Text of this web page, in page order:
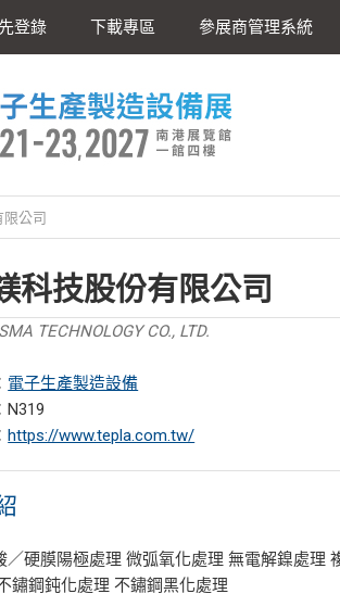
登錄 下載專區 參展商管理系統
公司
科技股份有限公司
TECHNOLOGY CO., LTD.
電子生產製造設備
N319
https://www.tepla.com.tw/
／硬膜陽極處理 微弧氧化處理 無電解鎳處理
鏽鋼鈍化處理 不鏽鋼黑化處理